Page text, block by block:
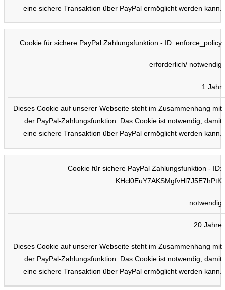
eine sichere Transaktion über PayPal ermöglicht werden kann.
Cookie für sichere PayPal Zahlungsfunktion - ID: enforce_policy
erforderlich/ notwendig
1 Jahr
Dieses Cookie auf unserer Webseite steht im Zusammenhang mit
der PayPal-Zahlungsfunktion. Das Cookie ist notwendig, damit
eine sichere Transaktion über PayPal ermöglicht werden kann.
Cookie für sichere PayPal Zahlungsfunktion - ID:
KHcl0EuY7AKSMgfvHl7J5E7hPtK
notwendig
20 Jahre
Dieses Cookie auf unserer Webseite steht im Zusammenhang mit
der PayPal-Zahlungsfunktion. Das Cookie ist notwendig, damit
eine sichere Transaktion über PayPal ermöglicht werden kann.